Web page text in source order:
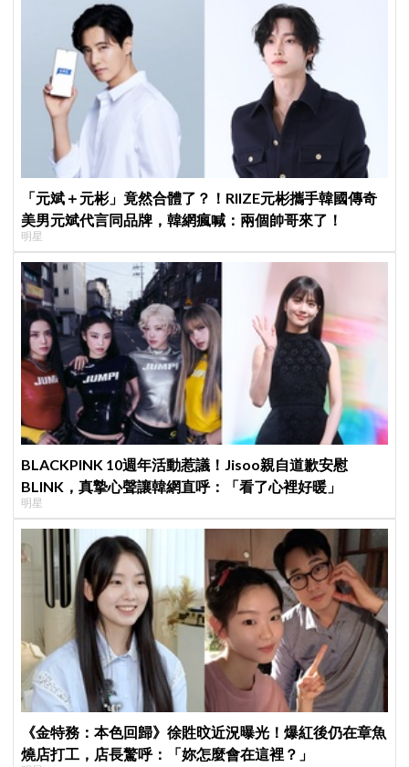
「元斌＋元彬」竟然合體了？！RIIZE元彬攜手韓國傳奇
美男元斌代言同品牌，韓網瘋喊：兩個帥哥來了！
明星
BLACKPINK 10週年活動惹議！Jisoo親自道歉安慰
BLINK，真摯心聲讓韓網直呼：「看了心裡好暖」
明星
《金特務：本色回歸》徐貹旼近況曝光！爆紅後仍在章魚
燒店打工，店長驚呼：「妳怎麼會在這裡？」